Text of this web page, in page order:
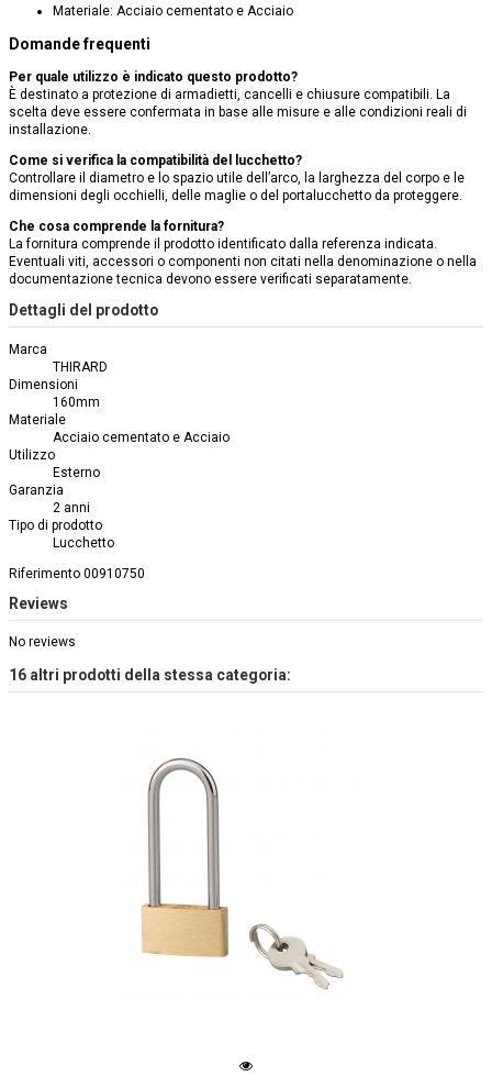
Materiale: Acciaio cementato e Acciaio
Domande frequenti
Per quale utilizzo è indicato questo prodotto?
È destinato a protezione di armadietti, cancelli e chiusure compatibili. La
scelta deve essere confermata in base alle misure e alle condizioni reali di
installazione.
Come si verifica la compatibilità del lucchetto?
Controllare il diametro e lo spazio utile dell’arco, la larghezza del corpo e le
dimensioni degli occhielli, delle maglie o del portalucchetto da proteggere.
Che cosa comprende la fornitura?
La fornitura comprende il prodotto identificato dalla referenza indicata.
Eventuali viti, accessori o componenti non citati nella denominazione o nella
documentazione tecnica devono essere verificati separatamente.
Dettagli del prodotto
Marca
THIRARD
Dimensioni
160mm
Materiale
Acciaio cementato e Acciaio
Utilizzo
Esterno
Garanzia
2 anni
Tipo di prodotto
Lucchetto
Riferimento 00910750
Reviews
No reviews
16 altri prodotti della stessa categoria: